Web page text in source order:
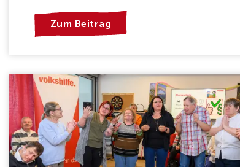
Zum Beitrag